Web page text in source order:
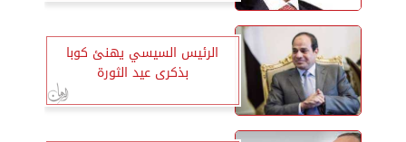
الرئيس السيسي يهنئ كوبا
بذكرى عيد الثورة